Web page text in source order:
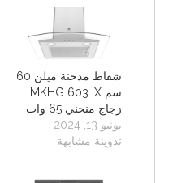
شفاط مدخنة ميلن 60
سم MKHG 603 IX
زجاج منحني 65 وات
يونيو 13, 2024
تدوينة مشابهة